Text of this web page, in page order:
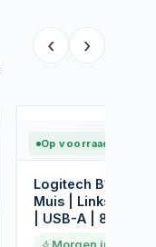
‹ ›
Op voorraad
Logitech B100 |
Muis | Links- en
| USB-A | 800